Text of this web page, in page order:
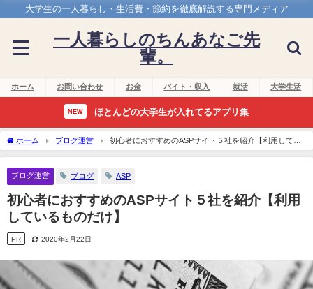
大学生の一人暮らし・生活費・節約を徹底解説する専門メディア
一人暮らしのちんあなご先
輩。
ホーム お問い合わせ お金 バイト・収入 就活 大学生活
NEW ほとんどの大学生が入れてるアプリ集
ホーム ブログ運営
初心者におすすめのASPサイト５社を紹介【利用してい
るものだけ】
ブログ運営 ブログ ASP
初心者におすすめのASPサイト５社を紹介【利用
しているものだけ】
PR 2020年2月22日